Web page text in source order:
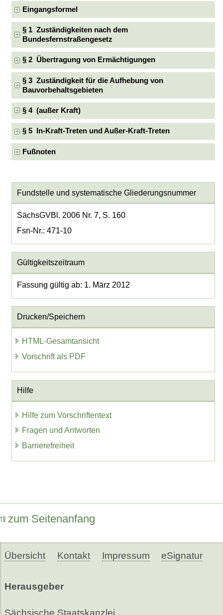
Eingangsformel
§ 1 Zuständigkeiten nach dem
Bundesfernstraßengesetz
§ 2 Übertragung von Ermächtigungen
§ 3 Zuständigkeit für die Aufhebung von
Bauvorbehaltsgebieten
§ 4 (außer Kraft)
§ 5 In-Kraft-Treten und Außer-Kraft-Treten
Fußnoten
Fundstelle und systematische Gliederungsnummer
SächsGVBl. 2006 Nr. 7, S. 160
Fsn-Nr.: 471-10
Gültigkeitszeitraum
Fassung gültig ab: 1. März 2012
Drucken/Speichern
HTML-Gesamtansicht
Vorschrift als PDF
Hilfe
Hilfe zum Vorschriftentext
Fragen und Antworten
Barrierefreiheit
zum Seitenanfang
Übersicht Kontakt Impressum eSignatur
Herausgeber
Sächsische Staatskanzlei